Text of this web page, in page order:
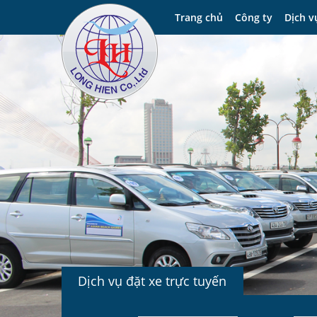
Trang chủ Công ty Dịch
Dịch vụ đặt xe trực tuyến